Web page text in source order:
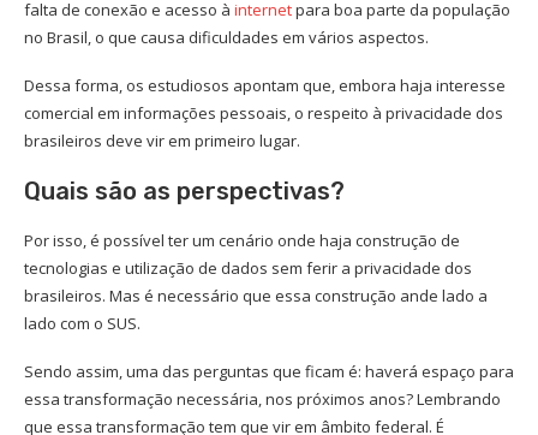
falta de conexão e acesso à internetpara boa parte da população
no Brasil, o que causa dificuldades em vários aspectos.
Dessa forma, os estudiosos apontam que, embora haja interesse
comercial em informações pessoais, o respeito à privacidade dos
brasileiros deve vir em primeiro lugar.
Quais são as perspectivas?
Por isso, é possível ter um cenário onde haja construção de
tecnologias e utilização de dados sem ferir a privacidade dos
brasileiros. Mas é necessário que essa construção ande lado a
lado com o SUS.
Sendo assim, uma das perguntas que ficam é: haverá espaço para
essa transformação necessária, nos próximos anos? Lembrando
que essa transformação tem que vir em âmbito federal. É